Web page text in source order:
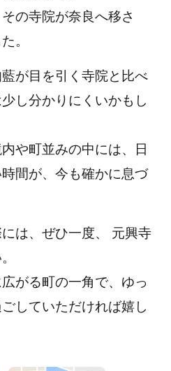
の寺院が奈良へ移さ
。
が目を引く寺院と比べ
し分かりにくいかもし
や町並みの中には、日
間が、今も確かに息づ
は、ぜひ一度、
元興寺
がる町の一角で、ゆっ
していただければ嬉し